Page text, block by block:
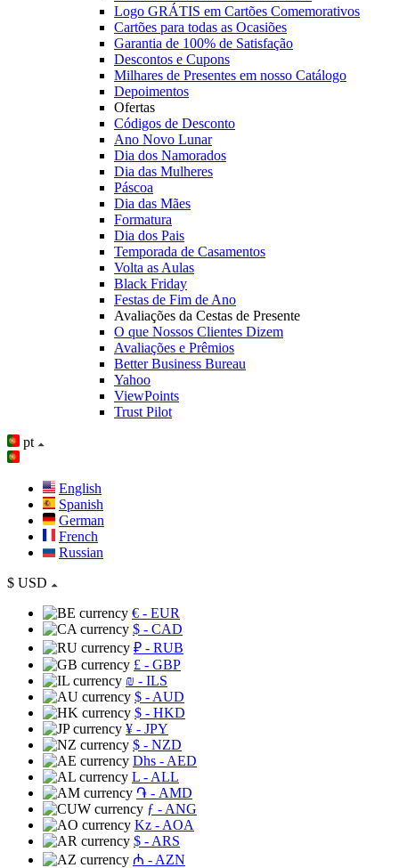
Logo GRÁTIS em Cartões Comemorativos
Cartões para todas as Ocasiões
Garantia de 100% de Satisfação
Descontos e Cupons
Milhares de Presentes em nosso Catálogo
Depoimentos
Ofertas
Códigos de Desconto
Ano Novo Lunar
Dia dos Namorados
Dia das Mulheres
Páscoa
Dia das Mães
Formatura
Dia dos Pais
Temporada de Casamentos
Volta as Aulas
Black Friday
Festas de Fim de Ano
Avaliações da Cestas de Presente
O que Nossos Clientes Dizem
Avaliações e Prêmios
Better Business Bureau
Yahoo
ViewPoints
Trust Pilot
pt
English
Spanish
German
French
Russian
$ USD
€ - EUR
$ - CAD
₽ - RUB
£ - GBP
₪ - ILS
$ - AUD
$ - HKD
¥ - JPY
$ - NZD
Dhs - AED
L - ALL
֏ - AMD
ƒ - ANG
Kz - AOA
$ - ARS
₼ - AZN